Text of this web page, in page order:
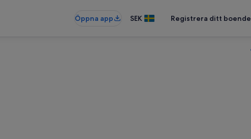
Öppna app SEK Registrera ditt boende